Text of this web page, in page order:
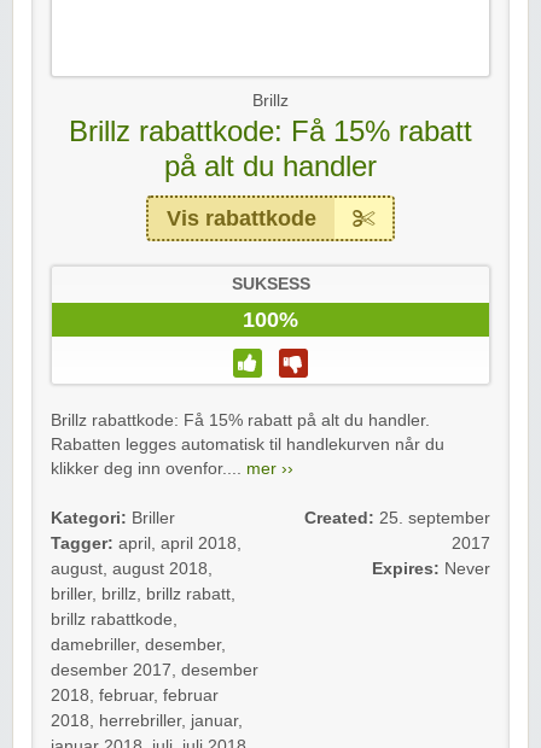
Brillz
Brillz rabattkode: Få 15% rabatt
på alt du handler
Vis rabattkode
SUKSESS
100%
Brillz rabattkode: Få 15% rabatt på alt du handler.
Rabatten legges automatisk til handlekurven når du
klikker deg inn ovenfor.... mer ››
Kategori: Briller
Tagger: april , april 2018,
august, august 2018,
briller, brillz, brillz rabatt,
brillz rabattkode,
damebriller, desember,
desember 2017, desember
2018, februar, februar
2018, herrebriller, januar,
Created: 25. september
2017
Expires: Never